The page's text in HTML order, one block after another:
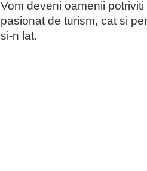
Vom deveni oamenii
pasionat de turism, cat si
si-n lat.